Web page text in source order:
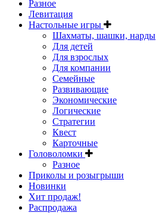
Разное
Левитация
Настольные игры
Шахматы, шашки, нарды
Для детей
Для взрослых
Для компании
Семейные
Развивающие
Экономические
Логические
Стратегии
Квест
Карточные
Головоломки
Разное
Приколы и розыгрыши
Новинки
Хит продаж!
Распродажа